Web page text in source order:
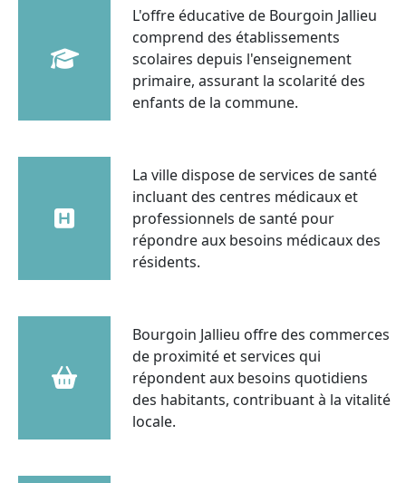
L'offre éducative de Bourgoin Jallieu
comprend des établissements
scolaires depuis l'enseignement
primaire, assurant la scolarité des
enfants de la commune.
La ville dispose de services de santé
incluant des centres médicaux et
professionnels de santé pour
répondre aux besoins médicaux des
résidents.
Bourgoin Jallieu offre des commerces
de proximité et services qui
répondent aux besoins quotidiens
des habitants, contribuant à la vitalité
locale.